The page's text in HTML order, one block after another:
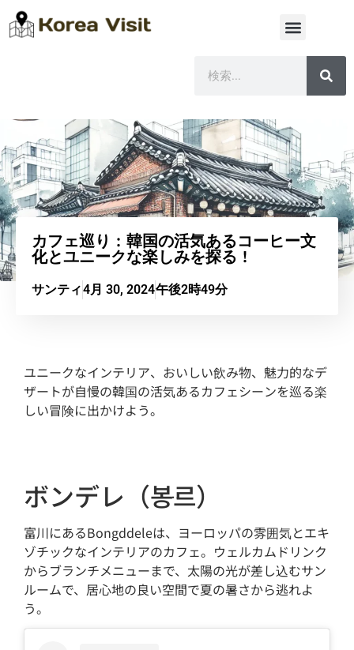
カフェ巡り：韓国の活気あるコーヒー文
化とユニークな楽しみを探る！
サンティ4月 30, 2024午後2時49分
ユニークなインテリア、おいしい飲み物、魅力的なデ
ザートが自慢の韓国の活気あるカフェシーンを巡る楽
しい冒険に出かけよう。
ボンデレ（봉ּ르）
富川にあるBongddeleは、ヨーロッパの雰囲気とエキ
ゾチックなインテリアのカフェ。ウェルカムドリンク
からブランチメニューまで、太陽の光が差し込むサン
ルームで、居心地の良い空間で夏の暑さから逃れよ
う。